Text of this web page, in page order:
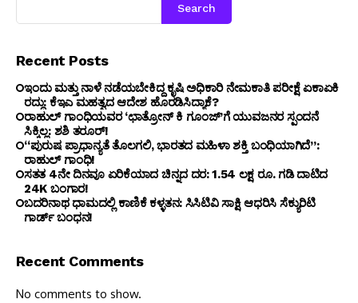
Search
Recent Posts
ಇಂದು ಮತ್ತು ನಾಳೆ ನಡೆಯಬೇಕಿದ್ದ ಕೃಷಿ ಅಧಿಕಾರಿ ನೇಮಕಾತಿ ಪರೀಕ್ಷೆ ಏಕಾಏಕಿ
ರದ್ದು: ಕೆಇಎ ಮಹತ್ವದ ಆದೇಶ ಹೊರಡಿಸಿದ್ಯಾಕೆ?
ರಾಹುಲ್ ಗಾಂಧಿಯವರ ‘ಛಾತ್ರೋನ್ ಕಿ ಗೂಂಜ್’ಗೆ ಯುವಜನರ ಸ್ಪಂದನೆ
ಸಿಕ್ಕಿಲ್ಲ: ಶಶಿ ತರೂರ್!
“ಪುರುಷ ಪ್ರಾಧಾನ್ಯತೆ ತೊಲಗಲಿ, ಭಾರತದ ಮಹಿಳಾ ಶಕ್ತಿ ಬಂಧಿಯಾಗಿದೆ”:
ರಾಹುಲ್ ಗಾಂಧಿ!
ಸತತ 4ನೇ ದಿನವೂ ಏರಿಕೆಯಾದ ಚಿನ್ನದ ದರ: ₹1.54 ಲಕ್ಷ ರೂ. ಗಡಿ ದಾಟಿದ
24K ಬಂಗಾರ!
ಬದರಿನಾಥ ಧಾಮದಲ್ಲಿ ಕಾಣಿಕೆ ಕಳ್ಳತನ: ಸಿಸಿಟಿವಿ ಸಾಕ್ಷಿ ಆಧರಿಸಿ ಸೆಕ್ಯುರಿಟಿ
ಗಾರ್ಡ್ ಬಂಧನ!
Recent Comments
No comments to show.